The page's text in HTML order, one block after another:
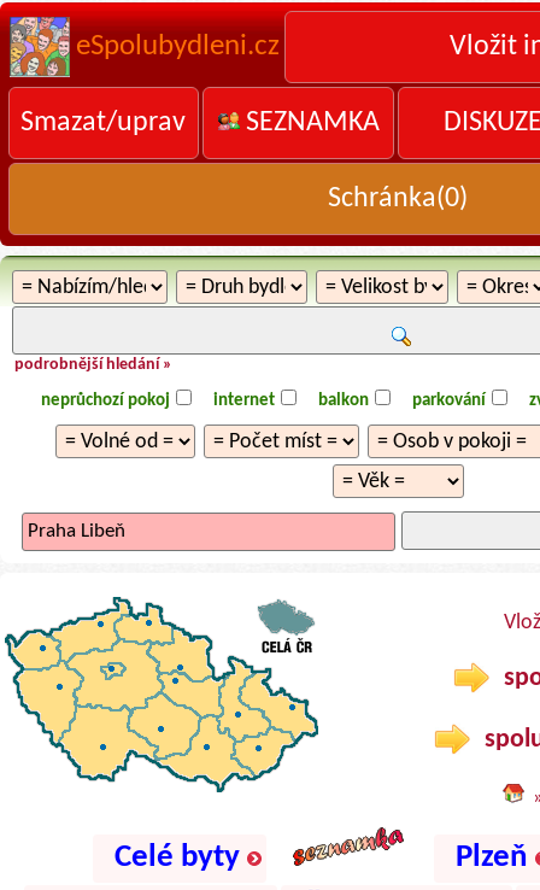
eSpolubydleni.cz Vložit
Smazat/uprav SEZNAMKA
Schránka(0)
podrobnější hledání »
neprůchozí pokoj internet balkon parkování
Celé byty
Plzeň